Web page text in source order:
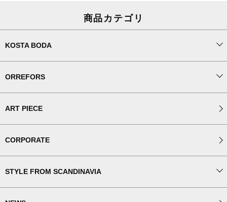
商品カテゴリ
KOSTA BODA
ORREFORS
ART PIECE
CORPORATE
STYLE FROM SCANDINAVIA